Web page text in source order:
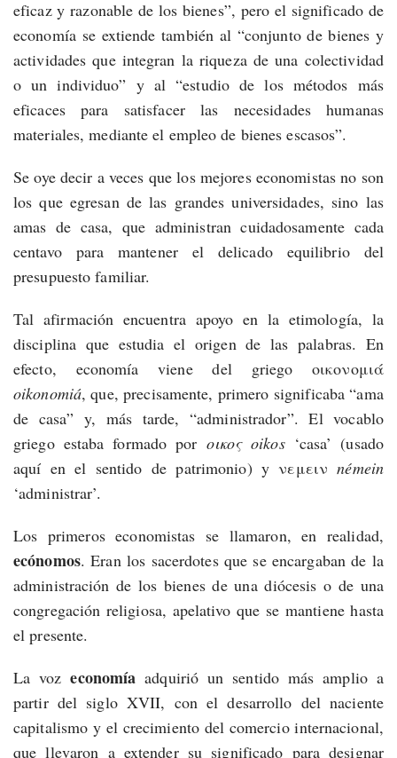
eficaz y razonable de los bienes”, pero el significado de
economía se extiende también al “conjunto de bienes y
actividades que integran la riqueza de una colectividad
o un individuo” y al “estudio de los métodos más
eficaces para satisfacer las necesidades humanas
materiales, mediante el empleo de bienes escasos”.
Se oye decir a veces que los mejores economistas no son
los que egresan de las grandes universidades, sino las
amas de casa, que administran cuidadosamente cada
centavo para mantener el delicado equilibrio del
presupuesto familiar.
Tal afirmación encuentra apoyo en la etimología, la
disciplina que estudia el origen de las palabras. En
efecto, economía viene del griego οικονομιά
oikonomiá, que, precisamente, primero significaba “ama
de casa” y, más tarde, “administrador”. El vocablo
griego estaba formado por οικος oikos‘casa’ (usado
aquí en el sentido de patrimonio) y νεμεινnémein
‘administrar’.
Los primeros economistas se llamaron, en realidad,
ecónomos. Eran los sacerdotes que se encargaban de la
administración de los bienes de una diócesis o de una
congregación religiosa, apelativo que se mantiene hasta
el presente.
La vozeconomía adquirió un sentido más amplio a
partir del siglo XVII, con el desarrollo del naciente
capitalismo y el crecimiento del comercio internacional,
que llevaron a extender su significado para designar